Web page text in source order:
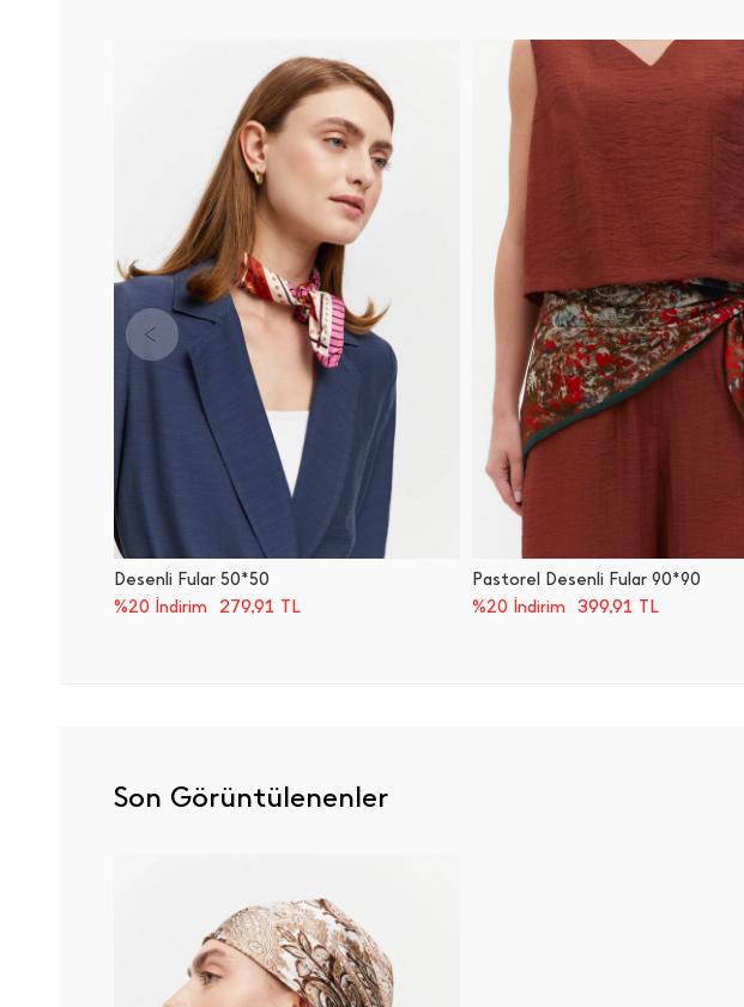
Desenli Fular 50*50
%20 İndirim
279,91 TL
Pastorel Desenli Fular 90*90
%20 İndirim
399,91 TL
Son Görüntülenenler